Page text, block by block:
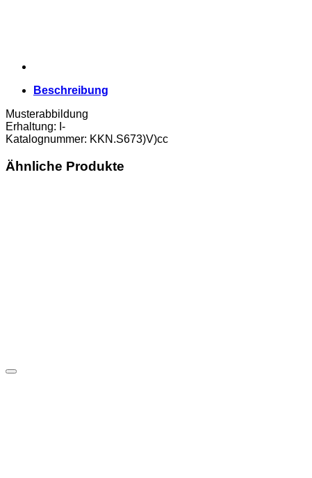
Erh.
Menge
Beschreibung
Musterabbildung
Erhaltung: I-
Katalognummer: KKN.S673)V)cc
Ähnliche Produkte